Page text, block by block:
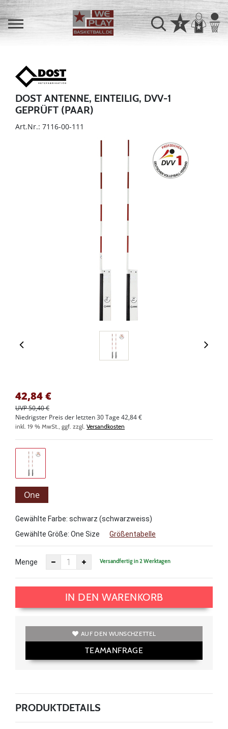
DOST ANTENNE, EINTEILIG, DVV-1
GEPRÜFT (PAAR)
Art.Nr.: 7116-00-111
42,84€
UVP 50,40 €
Niedrigster Preis der letzten 30 Tage 42,84 €
inkl. 19 % MwSt., ggf. zzgl. Versandkosten
One
Gewählte Farbe: schwarz (schwarzweiss)
Gewählte Größe: One Size Größentabelle
Menge Versandfertig in 2 Werktagen
IN DEN WARENKORB
AUF DEN WUNSCHZETTEL
TEAMANFRAGE
PRODUKTDETAILS